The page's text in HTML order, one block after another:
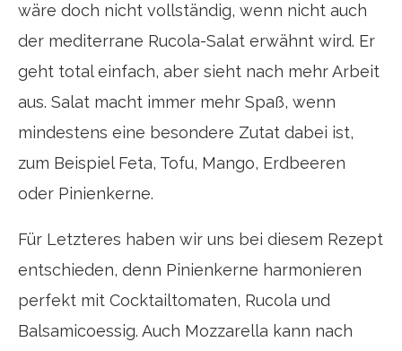
wäre doch nicht vollständig, wenn nicht auch
der mediterrane Rucola-Salat erwähnt wird. Er
geht total einfach, aber sieht nach mehr Arbeit
aus. Salat macht immer mehr Spaß, wenn
mindestens eine besondere Zutat dabei ist,
zum Beispiel Feta, Tofu, Mango, Erdbeeren
oder Pinienkerne.
Für Letzteres haben wir uns bei diesem Rezept
entschieden, denn Pinienkerne harmonieren
perfekt mit Cocktailtomaten, Rucola und
Balsamicoessig. Auch Mozzarella kann nach